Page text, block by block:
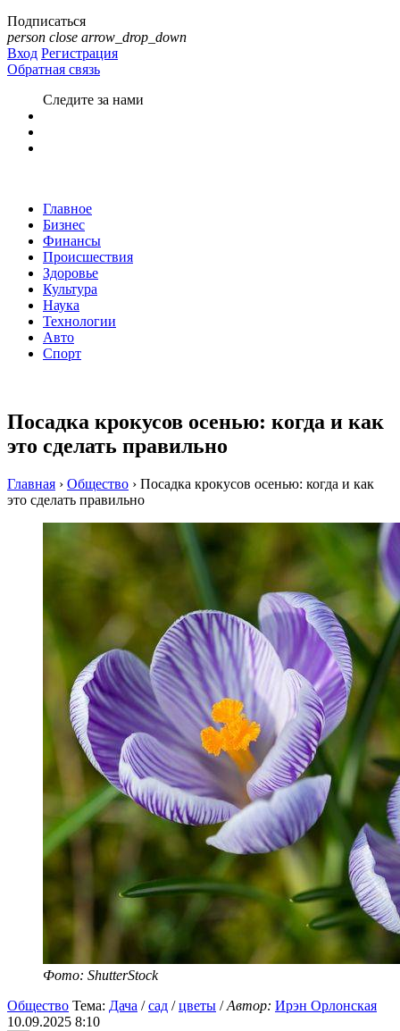
Подписаться
person close arrow_drop_down
Вход Регистрация
Обратная связь
Следите за нами
Главное
Бизнес
Финансы
Происшествия
Здоровье
Культура
Наука
Технологии
Авто
Спорт
Посадка крокусов осенью: когда и как
это сделать правильно
Главная › Общество › Посадка крокусов осенью: когда и как
это сделать правильно
Фото: ShutterStock
Общество Тема: Дача /сад /цветы /Автор: Ирэн Орлонская
10.09.2025 8:10